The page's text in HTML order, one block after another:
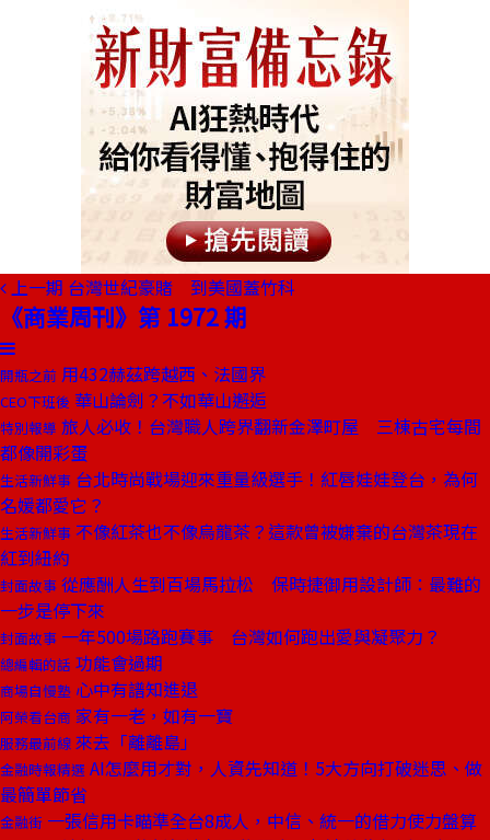
上一期 台灣世紀豪賭 到美國蓋竹科
《商業周刊》第 1972 期
開瓶之前 用432赫茲跨越西、法國界
CEO下班後 華山論劍？不如華山邂逅
特別報導 旅人必收！台灣職人跨界翻新金澤町屋 三棟古宅每間
都像開彩蛋
生活新鮮事 台北時尚戰場迎來重量級選手！紅唇娃娃登台，為何
名媛都愛它？
生活新鮮事 不像紅茶也不像烏龍茶？這款曾被嫌棄的台灣茶現在
紅到紐約
封面故事 從應酬人生到百場馬拉松 保時捷御用設計師：最難的
一步是停下來
封面故事 一年500場路跑賽事 台灣如何跑出愛與凝聚力？
總編輯的話 功能會過期
商場自慢塾 心中有譜知進退
阿榮看台商 家有一老，如有一寶
服務最前線 來去「離離島」
金融時報精選 AI怎麼用才對，人資先知道！5大方向打破迷思、做
最簡單節省
金融街 一張信用卡瞄準全台8成人，中信、統一的借力使力盤算